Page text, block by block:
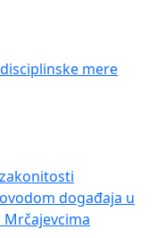
mere
događaja u
Mrčajevcima